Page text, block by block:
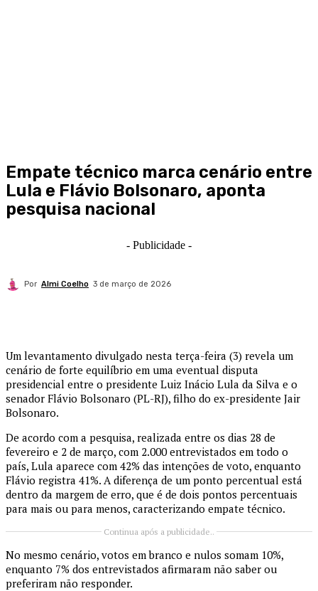
Empate técnico marca cenário entre
Lula e Flávio Bolsonaro, aponta
pesquisa nacional
- Publicidade -
Por Almi Coelho 3 de março de 2026
Um levantamento divulgado nesta terça-feira (3) revela um
cenário de forte equilíbrio em uma eventual disputa
presidencial entre o presidente Luiz Inácio Lula da Silva e o
senador Flávio Bolsonaro (PL-RJ), filho do ex-presidente Jair
Bolsonaro.
De acordo com a pesquisa, realizada entre os dias 28 de
fevereiro e 2 de março, com 2.000 entrevistados em todo o
país, Lula aparece com 42% das intenções de voto, enquanto
Flávio registra 41%. A diferença de um ponto percentual está
dentro da margem de erro, que é de dois pontos percentuais
para mais ou para menos, caracterizando empate técnico.
Continua após a publicidade..
No mesmo cenário, votos em branco e nulos somam 10%,
enquanto 7% dos entrevistados afirmaram não saber ou
preferiram não responder.